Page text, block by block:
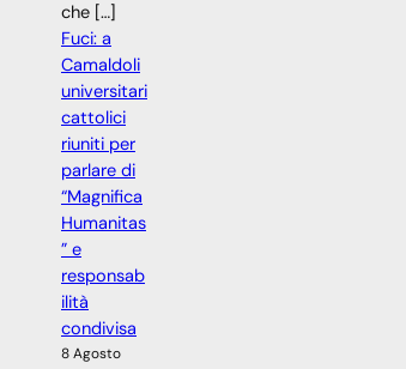
che […]
Fuci: a
Camaldoli
universitari
cattolici
riuniti per
parlare di
“Magnifica
Humanitas
” e
responsab
ilità
condivisa
8 Agosto